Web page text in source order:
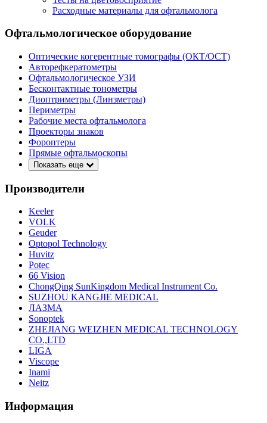
Расходные материалы для офтальмолога
Офтальмологическое оборудование
Оптические когерентные томографы (ОКТ/ОСТ)
Авторефкератометры
Офтальмологическое УЗИ
Бесконтактные тонометры
Диоптриметры (Линзметры)
Периметры
Рабочие места офтальмолога
Проекторы знаков
Фороптеры
Прямые офтальмоскопы
Показать еще
Производители
Keeler
VOLK
Geuder
Optopol Technology
Huvitz
Potec
66 Vision
ChongQing SunKingdom Medical Instrument Co.
SUZHOU KANGJIE MEDICAL
ЛАЗМА
Sonoptek
ZHEJIANG WEIZHEN MEDICAL TECHNOLOGY
CO.,LTD
LIGA
Viscope
Inami
Neitz
Информация